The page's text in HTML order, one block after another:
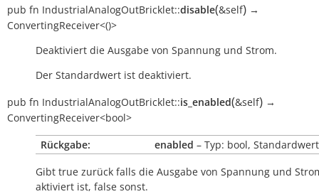
pub fn IndustrialAnalogOutBricklet::disable(&self) →
ConvertingReceiver<()>
Deaktiviert die Ausgabe von Spannung und Strom.
Der Standardwert ist deaktiviert.
pub fn IndustrialAnalogOutBricklet::is_enabled(&self) →
ConvertingReceiver<bool>
Rückgabe:
enabled – Typ: bool,
Gibt true zurück falls die Ausgabe von Spannung und
aktiviert ist, false sonst.